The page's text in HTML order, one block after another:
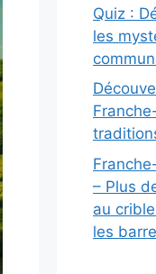
Quiz :
les
– Plus
au
les